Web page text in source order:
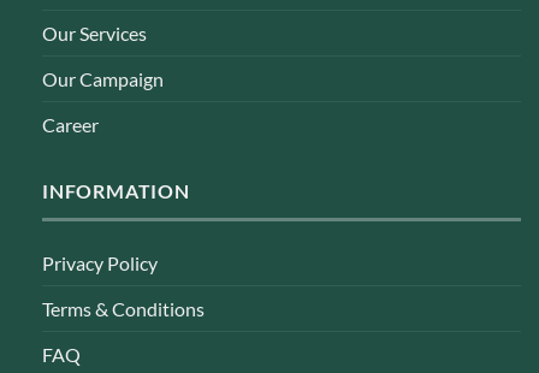
Our Services
Our Campaign
Career
INFORMATION
Privacy Policy
Terms & Conditions
FAQ